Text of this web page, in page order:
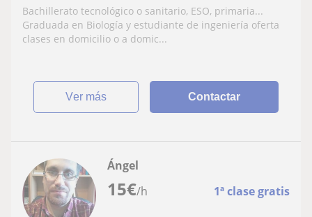
Bachillerato tecnológico o sanitario, ESO, primaria...
Graduada en Biología y estudiante de ingeniería oferta
clases en domicilio o a domic...
ver más Contactar
15€/h 1ª clase gratis
Ángel